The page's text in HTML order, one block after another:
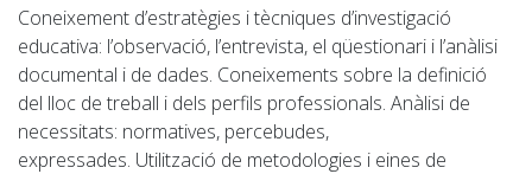
Coneixement d’estratègies i tècniques d’investigació
educativa: l’observació, l’entrevista, el qüestionari i l’anàlisi
documental i de dades. Coneixements sobre la definició
del lloc de treball i dels perfils professionals. Anàlisi de
necessitats: normatives, percebudes,
expressades. Utilització de metodologies i eines de